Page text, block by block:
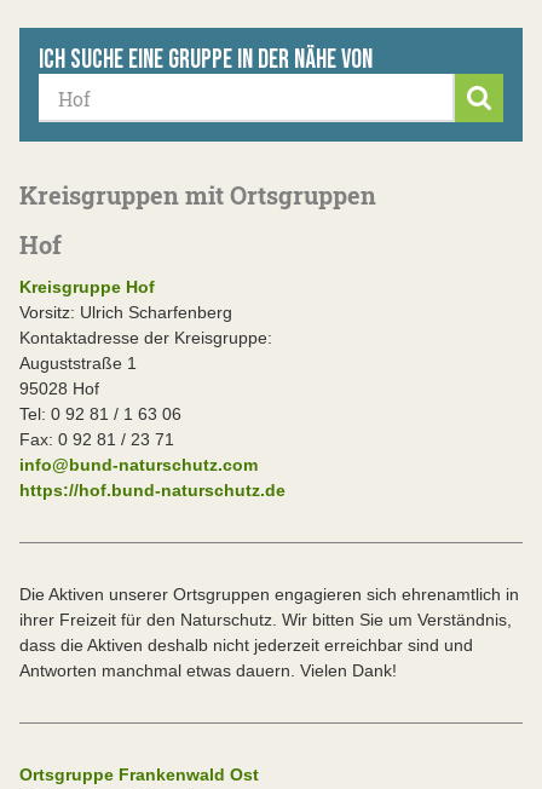
Ich suche eine Gruppe in der Nähe von
Kreisgruppen mit Ortsgruppen
Hof
Kreisgruppe Hof
Vorsitz: Ulrich Scharfenberg
Kontaktadresse der Kreisgruppe:
Auguststraße 1
95028 Hof
Tel: 0 92 81 / 1 63 06
Fax: 0 92 81 / 23 71
info@bund-naturschutz.com
https://hof.bund-naturschutz.de
Die Aktiven unserer Ortsgruppen engagieren sich ehrenamtlich in
ihrer Freizeit für den Naturschutz. Wir bitten Sie um Verständnis,
dass die Aktiven deshalb nicht jederzeit erreichbar sind und
Antworten manchmal etwas dauern. Vielen Dank!
Ortsgruppe Frankenwald Ost